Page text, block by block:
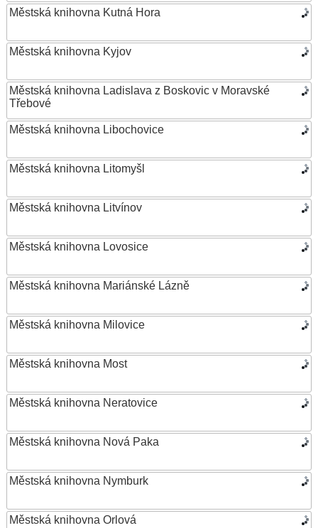
Městská knihovna Kutná Hora
Městská knihovna Kyjov
Městská knihovna Ladislava z Boskovic v Moravské
Třebové
Městská knihovna Libochovice
Městská knihovna Litomyšl
Městská knihovna Litvínov
Městská knihovna Lovosice
Městská knihovna Mariánské Lázně
Městská knihovna Milovice
Městská knihovna Most
Městská knihovna Neratovice
Městská knihovna Nová Paka
Městská knihovna Nymburk
Městská knihovna Orlová